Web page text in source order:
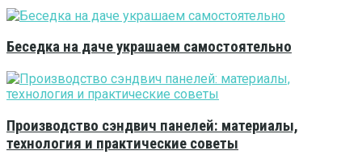
Беседка на даче украшаем самостоятельно
Производство сэндвич панелей: материалы,
технология и практические советы